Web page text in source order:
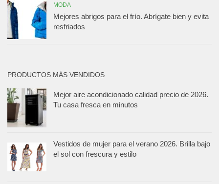
MODA
Mejores abrigos para el frío. Abrígate bien y evita
resfriados
PRODUCTOS MÁS VENDIDOS
Mejor aire acondicionado calidad precio de 2026.
Tu casa fresca en minutos
Vestidos de mujer para el verano 2026. Brilla bajo
el sol con frescura y estilo